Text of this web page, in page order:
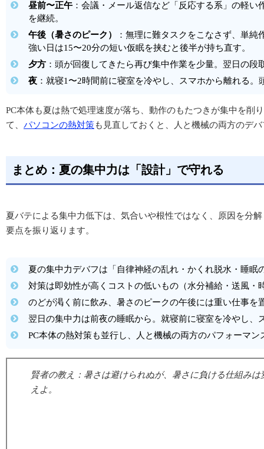
昼前〜正午：会議・メール返信など「反応する系」の軽い
を継続。
午後（暑さのピーク）
：無理に難タスクをこなさず、単
強い日は15〜20分の短い仮眠を挟むと後半が持ち直す。
夕方：頭が回復してきたら再び集中作業を少量。翌日の段
夜：就寝1〜2時間前に寝室を冷やし、スマホから離れる。
PC本体も夏は熱で処理速度が落ち、動作のもたつきが集中を削
て、 パソコンの熱対策も見直しておくと、人と機械の両方のデ
まとめ：夏の集中力は「設計」で守れる
夏バテによる集中力低下は、気合いや根性ではなく、原因を分
要点を振り返ります。
夏の集中力デバフは「自律神経の乱れ・かくれ脱水・睡眠
対策は即効性が高くコストの低いもの（水分補給・送風・
のどが渇く前に飲み、暑さのピークの午後には重い仕事を
翌日の集中力は前夜の睡眠から。就寝前に寝室を冷やし、
PC本体の熱対策も並行し、人と機械の両方のパフォーマン
賢者の教え：暑さは避けられぬが、暑さに負ける仕組み
えよ。